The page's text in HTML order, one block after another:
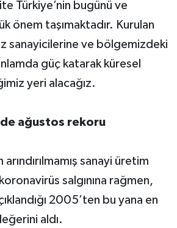
Türkiye’nin bugünü ve
önem taşımaktadır. Kurulan
sanayicilerine ve bölgemizdeki
güç katarak küresel
yeri alacağız.
ağustos rekoru
sanayi üretim
salgınına rağmen,
2005’ten bu yana en
aldı.